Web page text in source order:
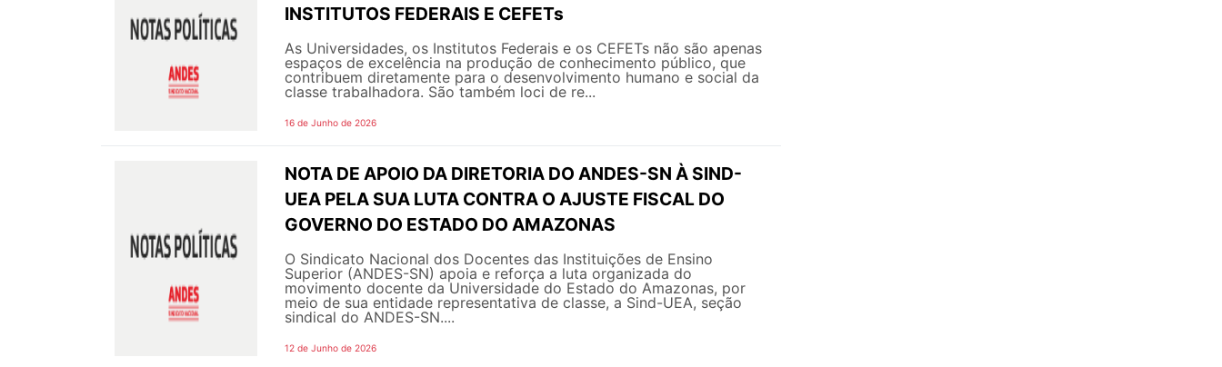
INSTITUTOS FEDERAIS E CEFETs
As Universidades, os Institutos Federais e os CEFETs não são apenas
espaços de excelência na produção de conhecimento público, que
contribuem diretamente para o desenvolvimento humano e social da
classe trabalhadora. São também loci de re...
16 de Junho de 2026
NOTA DE APOIO DA DIRETORIA DO ANDES-SN À SIND-
UEA PELA SUA LUTA CONTRA O AJUSTE FISCAL DO
GOVERNO DO ESTADO DO AMAZONAS
O Sindicato Nacional dos Docentes das Instituições de Ensino
Superior (ANDES-SN) apoia e reforça a luta organizada do
movimento docente da Universidade do Estado do Amazonas, por
meio de sua entidade representativa de classe, a Sind-UEA, seção
sindical do ANDES-SN....
12 de Junho de 2026